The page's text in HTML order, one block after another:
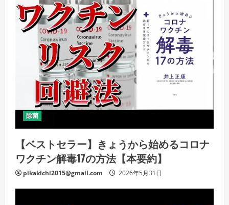
除菌
【ベストセラー】きょうから始めるコロナ
ワクチン解毒17の方法【本要約】
pikakichi2015@gmail.com 2026年5月31日